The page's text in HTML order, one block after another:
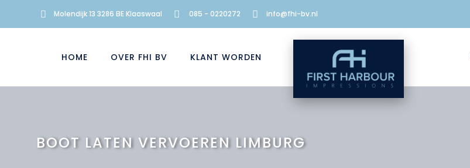
Molendijk 13 3286 BE Klaaswaal 085 - 0220272 info@fhi-bv.nl
HOME OVER FHI BV KLANT WORDEN
BOOT LATEN VERVOEREN LIMBURG